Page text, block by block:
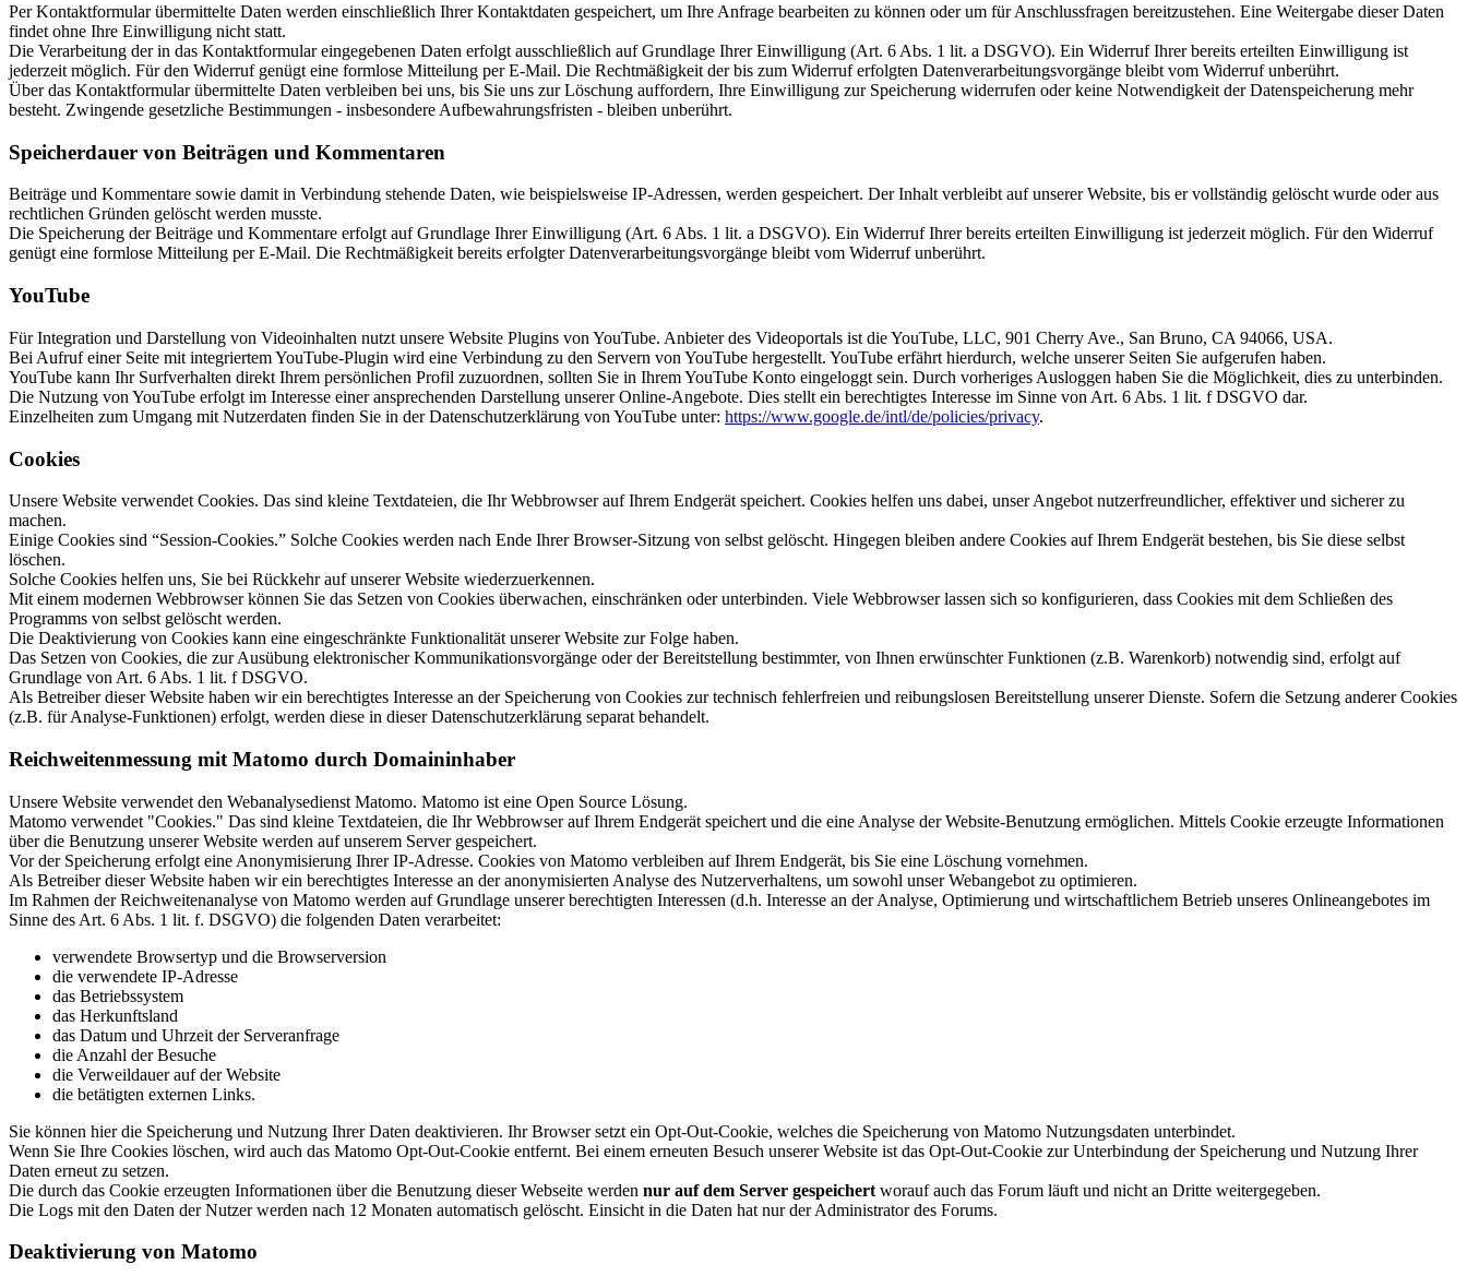
Per Kontaktformular übermittelte Daten werden einschließlich Ihrer Kontaktdaten gespeichert, um Ihre Anfrage bearbeiten zu können oder um für Anschlussfragen bereitzustehen. Eine Weitergabe dieser Daten
findet ohne Ihre Einwilligung nicht statt.
Die Verarbeitung der in das Kontaktformular eingegebenen Daten erfolgt ausschließlich auf Grundlage Ihrer Einwilligung (Art. 6 Abs. 1 lit. a DSGVO). Ein Widerruf Ihrer bereits erteilten Einwilligung ist
jederzeit möglich. Für den Widerruf genügt eine formlose Mitteilung per E-Mail. Die Rechtmäßigkeit der bis zum Widerruf erfolgten Datenverarbeitungsvorgänge bleibt vom Widerruf unberührt.
Über das Kontaktformular übermittelte Daten verbleiben bei uns, bis Sie uns zur Löschung auffordern, Ihre Einwilligung zur Speicherung widerrufen oder keine Notwendigkeit der Datenspeicherung mehr
besteht. Zwingende gesetzliche Bestimmungen - insbesondere Aufbewahrungsfristen - bleiben unberührt.
Speicherdauer von Beiträgen und Kommentaren
Beiträge und Kommentare sowie damit in Verbindung stehende Daten, wie beispielsweise IP-Adressen, werden gespeichert. Der Inhalt verbleibt auf unserer Website, bis er vollständig gelöscht wurde oder aus
rechtlichen Gründen gelöscht werden musste.
Die Speicherung der Beiträge und Kommentare erfolgt auf Grundlage Ihrer Einwilligung (Art. 6 Abs. 1 lit. a DSGVO). Ein Widerruf Ihrer bereits erteilten Einwilligung ist jederzeit möglich. Für den Widerruf
genügt eine formlose Mitteilung per E-Mail. Die Rechtmäßigkeit bereits erfolgter Datenverarbeitungsvorgänge bleibt vom Widerruf unberührt.
YouTube
Für Integration und Darstellung von Videoinhalten nutzt unsere Website Plugins von YouTube. Anbieter des Videoportals ist die YouTube, LLC, 901 Cherry Ave., San Bruno, CA 94066, USA.
Bei Aufruf einer Seite mit integriertem YouTube-Plugin wird eine Verbindung zu den Servern von YouTube hergestellt. YouTube erfährt hierdurch, welche unserer Seiten Sie aufgerufen haben.
YouTube kann Ihr Surfverhalten direkt Ihrem persönlichen Profil zuzuordnen, sollten Sie in Ihrem YouTube Konto eingeloggt sein. Durch vorheriges Ausloggen haben Sie die Möglichkeit, dies zu unterbinden.
Die Nutzung von YouTube erfolgt im Interesse einer ansprechenden Darstellung unserer Online-Angebote. Dies stellt ein berechtigtes Interesse im Sinne von Art. 6 Abs. 1 lit. f DSGVO dar.
Einzelheiten zum Umgang mit Nutzerdaten finden Sie in der Datenschutzerklärung von YouTube unter: https://www.google.de/intl/de/policies/privacy.
Cookies
Unsere Website verwendet Cookies. Das sind kleine Textdateien, die Ihr Webbrowser auf Ihrem Endgerät speichert. Cookies helfen uns dabei, unser Angebot nutzerfreundlicher, effektiver und sicherer zu
machen.
Einige Cookies sind “Session-Cookies.” Solche Cookies werden nach Ende Ihrer Browser-Sitzung von selbst gelöscht. Hingegen bleiben andere Cookies auf Ihrem Endgerät bestehen, bis Sie diese selbst
löschen.
Solche Cookies helfen uns, Sie bei Rückkehr auf unserer Website wiederzuerkennen.
Mit einem modernen Webbrowser können Sie das Setzen von Cookies überwachen, einschränken oder unterbinden. Viele Webbrowser lassen sich so konfigurieren, dass Cookies mit dem Schließen des
Programms von selbst gelöscht werden.
Die Deaktivierung von Cookies kann eine eingeschränkte Funktionalität unserer Website zur Folge haben.
Das Setzen von Cookies, die zur Ausübung elektronischer Kommunikationsvorgänge oder der Bereitstellung bestimmter, von Ihnen erwünschter Funktionen (z.B. Warenkorb) notwendig sind, erfolgt auf
Grundlage von Art. 6 Abs. 1 lit. f DSGVO.
Als Betreiber dieser Website haben wir ein berechtigtes Interesse an der Speicherung von Cookies zur technisch fehlerfreien und reibungslosen Bereitstellung unserer Dienste. Sofern die Setzung anderer Cookies
(z.B. für Analyse-Funktionen) erfolgt, werden diese in dieser Datenschutzerklärung separat behandelt.
Reichweitenmessung mit Matomo durch Domaininhaber
Unsere Website verwendet den Webanalysedienst Matomo. Matomo ist eine Open Source Lösung.
Matomo verwendet "Cookies." Das sind kleine Textdateien, die Ihr Webbrowser auf Ihrem Endgerät speichert und die eine Analyse der Website-Benutzung ermöglichen. Mittels Cookie erzeugte Informationen
über die Benutzung unserer Website werden auf unserem Server gespeichert.
Vor der Speicherung erfolgt eine Anonymisierung Ihrer IP-Adresse. Cookies von Matomo verbleiben auf Ihrem Endgerät, bis Sie eine Löschung vornehmen.
Als Betreiber dieser Website haben wir ein berechtigtes Interesse an der anonymisierten Analyse des Nutzerverhaltens, um sowohl unser Webangebot zu optimieren.
Im Rahmen der Reichweitenanalyse von Matomo werden auf Grundlage unserer berechtigten Interessen (d.h. Interesse an der Analyse, Optimierung und wirtschaftlichem Betrieb unseres Onlineangebotes im
Sinne des Art. 6 Abs. 1 lit. f. DSGVO) die folgenden Daten verarbeitet:
verwendete Browsertyp und die Browserversion
die verwendete IP-Adresse
das Betriebssystem
das Herkunftsland
das Datum und Uhrzeit der Serveranfrage
die Anzahl der Besuche
die Verweildauer auf der Website
die betätigten externen Links.
Sie können hier die Speicherung und Nutzung Ihrer Daten deaktivieren. Ihr Browser setzt ein Opt-Out-Cookie, welches die Speicherung von Matomo Nutzungsdaten unterbindet.
Wenn Sie Ihre Cookies löschen, wird auch das Matomo Opt-Out-Cookie entfernt. Bei einem erneuten Besuch unserer Website ist das Opt-Out-Cookie zur Unterbindung der Speicherung und Nutzung Ihrer
Daten erneut zu setzen.
Die durch das Cookie erzeugten Informationen über die Benutzung dieser Webseite werden nur auf dem Server gespeichert worauf auch das Forum läuft und nicht an Dritte weitergegeben.
Die Logs mit den Daten der Nutzer werden nach 12 Monaten automatisch gelöscht. Einsicht in die Daten hat nur der Administrator des Forums.
Deaktivierung von Matomo